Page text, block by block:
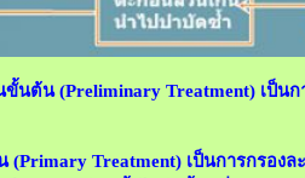
ขั้นต้น (Preliminary Treatment) เป็น
(Primary Treatment) เป็นการกรอง